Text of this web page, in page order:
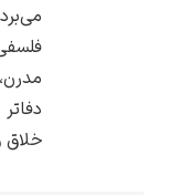
می‌برد. فضای
فلسفی است. این
مدرن، مفهومی یا
دفاتر هنری،
خلاق و مینیمال.